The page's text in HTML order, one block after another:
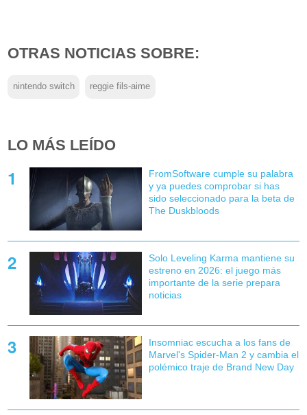
OTRAS NOTICIAS SOBRE:
nintendo switch reggie fils-aime
LO MÁS LEÍDO
FromSoftware cumple su palabra
y ya puedes comprobar si has
sido seleccionado para la beta de
The Duskbloods
Solo Leveling Karma mantiene su
estreno en 2026: el juego más
importante de la serie prepara
noticias
Insomniac escucha a los fans de
Marvel's Spider-Man 2 y cambia el
polémico traje de Brand New Day